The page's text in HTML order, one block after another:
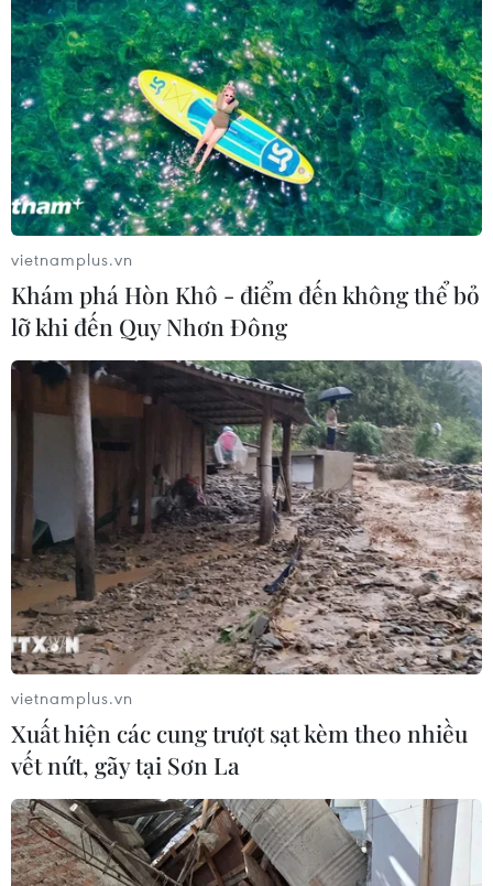
vietnamplus.vn
Khám phá Hòn Khô - điểm đến không thể bỏ
lỡ khi đến Quy Nhơn Đông
vietnamplus.vn
Xuất hiện các cung trượt sạt kèm theo nhiều
vết nứt, gãy tại Sơn La